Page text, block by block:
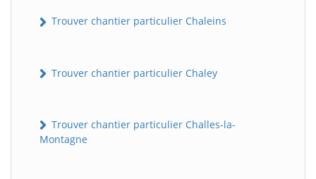
Trouver chantier particulier Chaleins
Trouver chantier particulier Chaley
Trouver chantier particulier Challes-la-
Montagne